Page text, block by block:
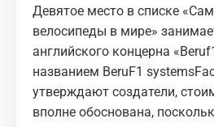
Девятое место в списке
велосипеды в мире»
английского концерна
названием BeruF1
утверждают создатели,
вполне обоснована,